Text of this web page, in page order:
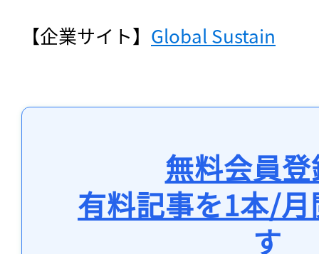
【企業サイト】 Global Sustain
無料会員
有料記事を1本/
す